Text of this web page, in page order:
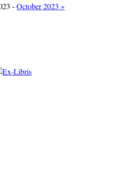
-October 2023 »